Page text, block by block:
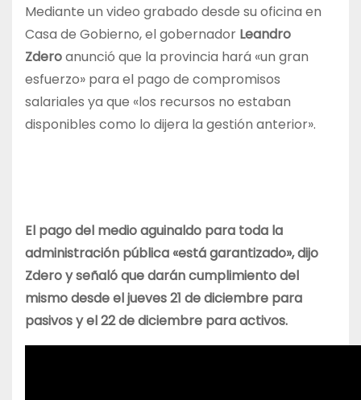
Mediante un video grabado desde su oficina en
Casa de Gobierno, el gobernador Leandro
Zderoanunció que la provincia hará «un gran
esfuerzo» para el pago de compromisos
salariales ya que «los recursos no estaban
disponibles como lo dijera la gestión anterior».
El pago del medio aguinaldo para toda la
administración pública «está garantizado», dijo
Zdero y señaló que darán cumplimiento del
mismo desde el jueves 21 de diciembre para
pasivos y el 22 de diciembre para activos.